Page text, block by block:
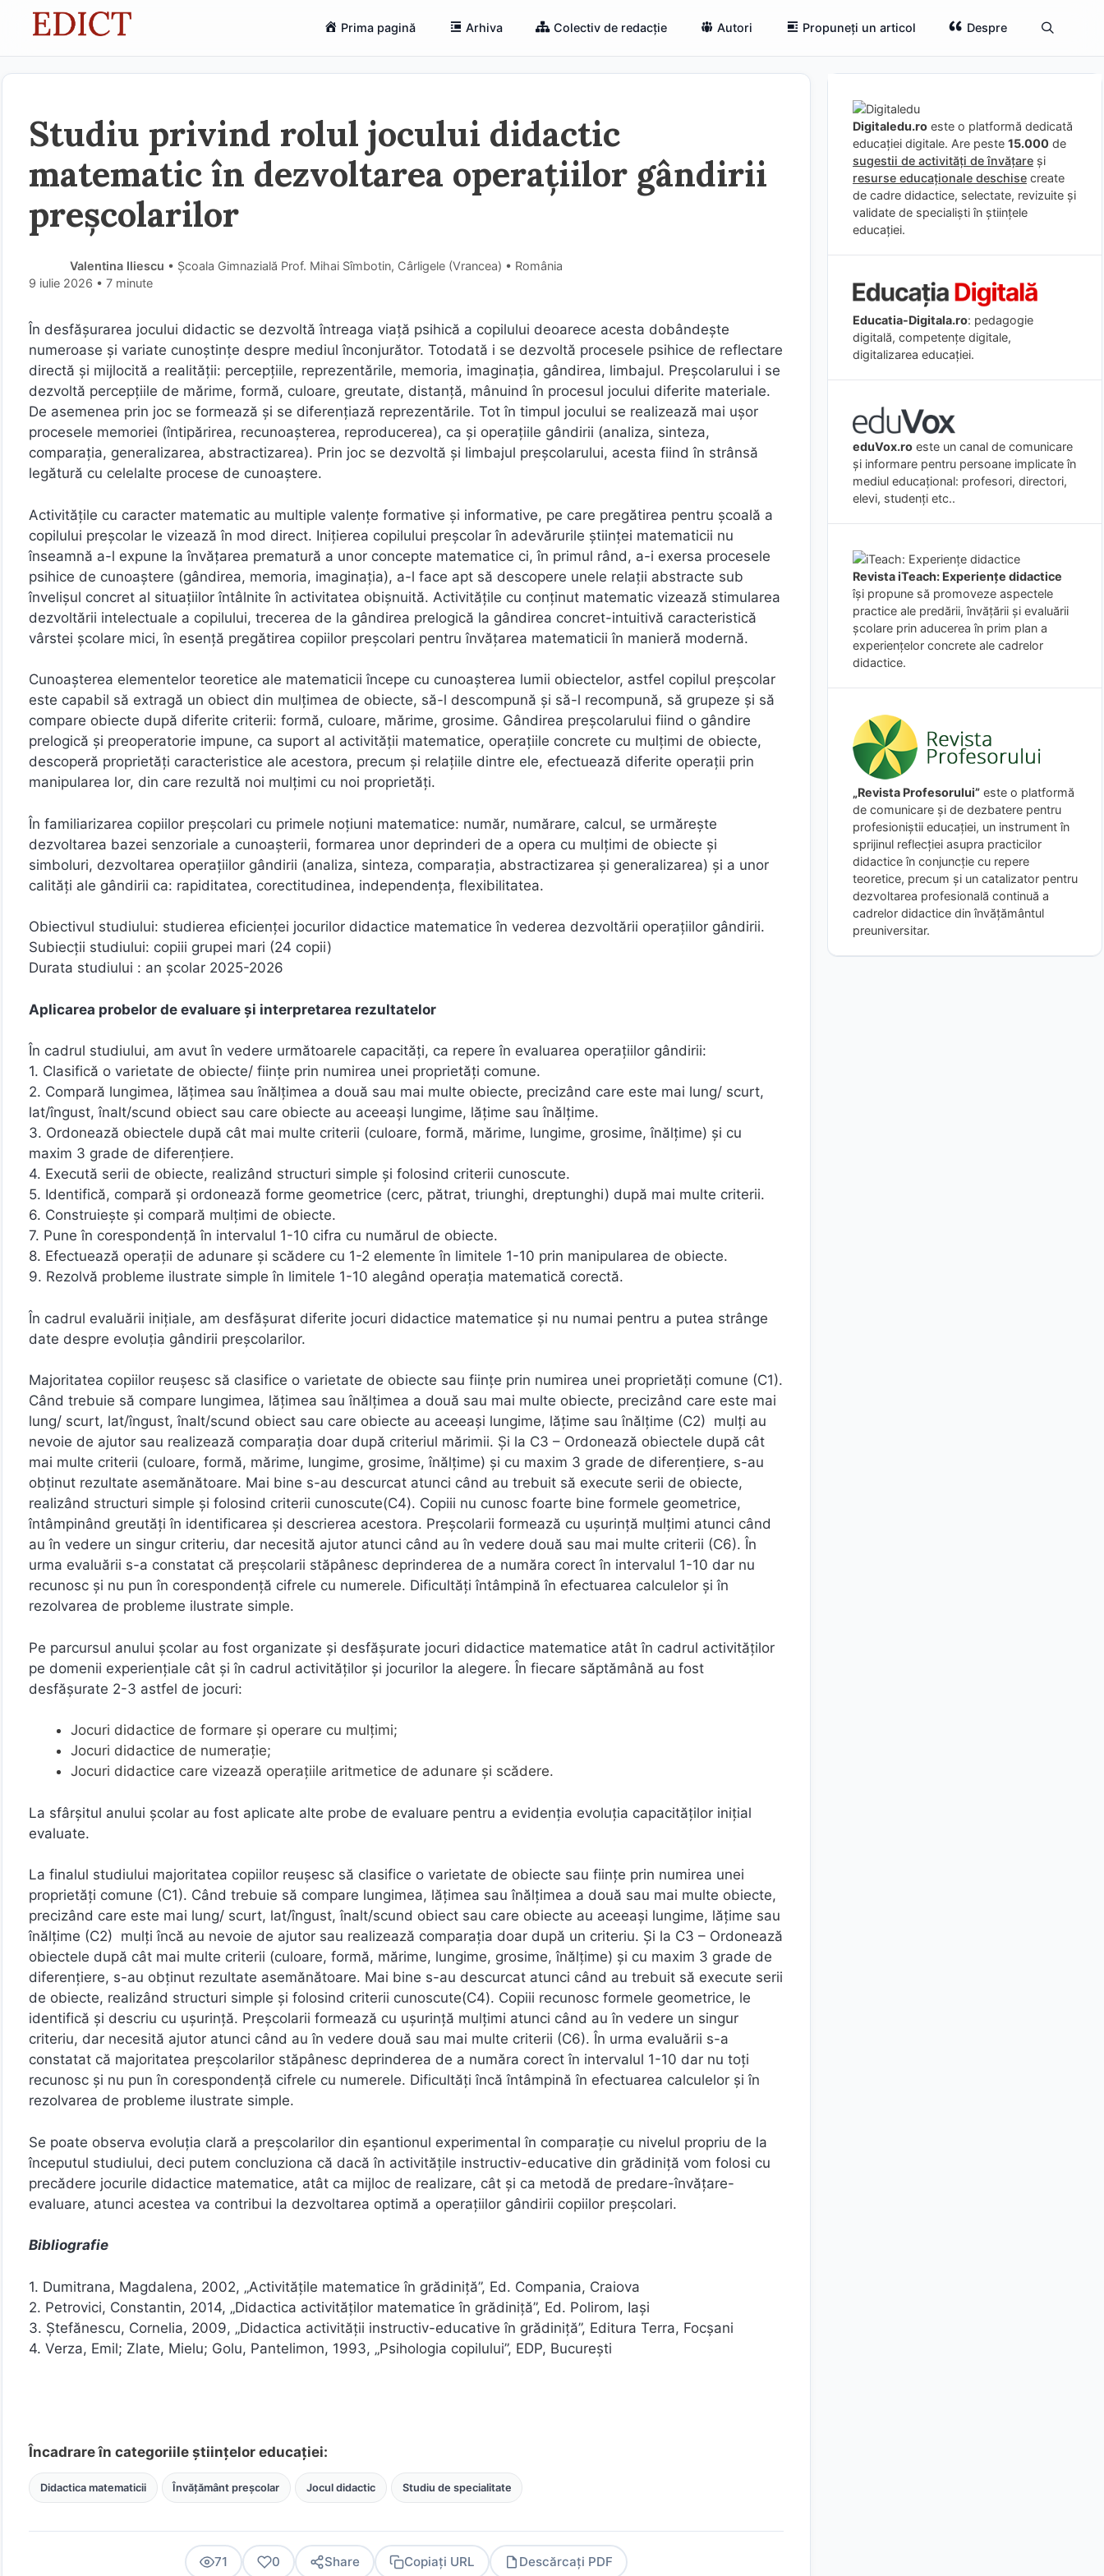
Prima pagină Arhiva Colectiv de redacție Autori Propuneți un articol Despre
Studiu privind rolul jocului didactic
matematic în dezvoltarea operațiilor gândirii
preșcolarilor
Valentina Iliescu • Școala Gimnazială Prof. Mihai Sîmbotin, Cârligele (Vrancea) • România
9 iulie 2026 • 7 minute
În desfășurarea jocului didactic se dezvoltă întreaga viață psihică a copilului deoarece acesta dobândește
numeroase și variate cunoștințe despre mediul înconjurător. Totodată i se dezvoltă procesele psihice de reflectare
directă și mijlocită a realității: percepțiile, reprezentările, memoria, imaginația, gândirea, limbajul. Preșcolarului i se
dezvoltă percepțiile de mărime, formă, culoare, greutate, distanță, mânuind în procesul jocului diferite materiale.
De asemenea prin joc se formează și se diferențiază reprezentările. Tot în timpul jocului se realizează mai ușor
procesele memoriei (întipărirea, recunoașterea, reproducerea), ca și operațiile gândirii (analiza, sinteza,
comparația, generalizarea, abstractizarea). Prin joc se dezvoltă și limbajul preșcolarului, acesta fiind în strânsă
legătură cu celelalte procese de cunoaștere.
Activitățile cu caracter matematic au multiple valențe formative și informative, pe care pregătirea pentru școală a
copilului preșcolar le vizează în mod direct. Inițierea copilului preșcolar în adevărurile științei matematicii nu
înseamnă a-l expune la învățarea prematură a unor concepte matematice ci, în primul rând, a-i exersa procesele
psihice de cunoaștere (gândirea, memoria, imaginația), a-l face apt să descopere unele relații abstracte sub
învelișul concret al situațiilor întâlnite în activitatea obișnuită. Activitățile cu conținut matematic vizează stimularea
dezvoltării intelectuale a copilului, trecerea de la gândirea prelogică la gândirea concret-intuitivă caracteristică
vârstei școlare mici, în esență pregătirea copiilor preșcolari pentru învățarea matematicii în manieră modernă.
Cunoașterea elementelor teoretice ale matematicii începe cu cunoașterea lumii obiectelor, astfel copilul preșcolar
este capabil să extragă un obiect din mulțimea de obiecte, să-l descompună și să-l recompună, să grupeze și să
compare obiecte după diferite criterii: formă, culoare, mărime, grosime. Gândirea preșcolarului fiind o gândire
prelogică și preoperatorie impune, ca suport al activității matematice, operațiile concrete cu mulțimi de obiecte,
descoperă proprietăți caracteristice ale acestora, precum și relațiile dintre ele, efectuează diferite operații prin
manipularea lor, din care rezultă noi mulțimi cu noi proprietăți.
În familiarizarea copiilor preșcolari cu primele noțiuni matematice: număr, numărare, calcul, se urmărește
dezvoltarea bazei senzoriale a cunoașterii, formarea unor deprinderi de a opera cu mulțimi de obiecte și
simboluri, dezvoltarea operațiilor gândirii (analiza, sinteza, comparația, abstractizarea și generalizarea) și a unor
calități ale gândirii ca: rapiditatea, corectitudinea, independența, flexibilitatea.
Obiectivul studiului: studierea eficienței jocurilor didactice matematice în vederea dezvoltării operațiilor gândirii.
Subiecții studiului: copiii grupei mari (24 copii)
Durata studiului : an școlar 2025-2026
Aplicarea probelor de evaluare și interpretarea rezultatelor
În cadrul studiului, am avut în vedere următoarele capacități, ca repere în evaluarea operațiilor gândirii:
1. Clasifică o varietate de obiecte/ ființe prin numirea unei proprietăți comune.
2. Compară lungimea, lățimea sau înălțimea a două sau mai multe obiecte, precizând care este mai lung/ scurt,
lat/îngust, înalt/scund obiect sau care obiecte au aceeași lungime, lățime sau înălțime.
3. Ordonează obiectele după cât mai multe criterii (culoare, formă, mărime, lungime, grosime, înălțime) și cu
maxim 3 grade de diferențiere.
4. Execută serii de obiecte, realizând structuri simple și folosind criterii cunoscute.
5. Identifică, compară și ordonează forme geometrice (cerc, pătrat, triunghi, dreptunghi) după mai multe criterii.
6. Construiește și compară mulțimi de obiecte.
7. Pune în corespondență în intervalul 1-10 cifra cu numărul de obiecte.
8. Efectuează operații de adunare și scădere cu 1-2 elemente în limitele 1-10 prin manipularea de obiecte.
9. Rezolvă probleme ilustrate simple în limitele 1-10 alegând operația matematică corectă.
În cadrul evaluării inițiale, am desfășurat diferite jocuri didactice matematice și nu numai pentru a putea strânge
date despre evoluția gândirii preșcolarilor.
Majoritatea copiilor reușesc să clasifice o varietate de obiecte sau ființe prin numirea unei proprietăți comune (C1).
Când trebuie să compare lungimea, lățimea sau înălțimea a două sau mai multe obiecte, precizând care este mai
lung/ scurt, lat/îngust, înalt/scund obiect sau care obiecte au aceeași lungime, lățime sau înălțime (C2) mulți au
nevoie de ajutor sau realizează comparația doar după criteriul mărimii. Și la C3 – Ordonează obiectele după cât
mai multe criterii (culoare, formă, mărime, lungime, grosime, înălțime) și cu maxim 3 grade de diferențiere, s-au
obținut rezultate asemănătoare. Mai bine s-au descurcat atunci când au trebuit să execute serii de obiecte,
realizând structuri simple și folosind criterii cunoscute(C4). Copiii nu cunosc foarte bine formele geometrice,
întâmpinând greutăți în identificarea și descrierea acestora. Preșcolarii formează cu ușurință mulțimi atunci când
au în vedere un singur criteriu, dar necesită ajutor atunci când au în vedere două sau mai multe criterii (C6). În
urma evaluării s-a constatat că preșcolarii stăpânesc deprinderea de a număra corect în intervalul 1-10 dar nu
recunosc și nu pun în corespondență cifrele cu numerele. Dificultăți întâmpină în efectuarea calculelor și în
rezolvarea de probleme ilustrate simple.
Pe parcursul anului școlar au fost organizate și desfășurate jocuri didactice matematice atât în cadrul activităților
pe domenii experiențiale cât și în cadrul activităților și jocurilor la alegere. În fiecare săptămână au fost
desfășurate 2-3 astfel de jocuri:
Jocuri didactice de formare și operare cu mulțimi;
Jocuri didactice de numerație;
Jocuri didactice care vizează operațiile aritmetice de adunare și scădere.
La sfârșitul anului școlar au fost aplicate alte probe de evaluare pentru a evidenția evoluția capacităților inițial
evaluate.
La finalul studiului majoritatea copiilor reușesc să clasifice o varietate de obiecte sau ființe prin numirea unei
proprietăți comune (C1). Când trebuie să compare lungimea, lățimea sau înălțimea a două sau mai multe obiecte,
precizând care este mai lung/ scurt, lat/îngust, înalt/scund obiect sau care obiecte au aceeași lungime, lățime sau
înălțime (C2) mulți încă au nevoie de ajutor sau realizează comparația doar după un criteriu. Și la C3 – Ordonează
obiectele după cât mai multe criterii (culoare, formă, mărime, lungime, grosime, înălțime) și cu maxim 3 grade de
diferențiere, s-au obținut rezultate asemănătoare. Mai bine s-au descurcat atunci când au trebuit să execute serii
de obiecte, realizând structuri simple și folosind criterii cunoscute(C4). Copiii recunosc formele geometrice, le
identifică și descriu cu ușurință. Preșcolarii formează cu ușurință mulțimi atunci când au în vedere un singur
criteriu, dar necesită ajutor atunci când au în vedere două sau mai multe criterii (C6). În urma evaluării s-a
constatat că majoritatea preșcolarilor stăpânesc deprinderea de a număra corect în intervalul 1-10 dar nu toți
recunosc și nu pun în corespondență cifrele cu numerele. Dificultăți încă întâmpină în efectuarea calculelor și în
rezolvarea de probleme ilustrate simple.
Se poate observa evoluţia clară a preșcolarilor din eșantionul experimental în comparație cu nivelul propriu de la
începutul studiului, deci putem concluziona că dacă în activitățile instructiv-educative din grădiniță vom folosi cu
precădere jocurile didactice matematice, atât ca mijloc de realizare, cât și ca metodă de predare-învățare-
evaluare, atunci acestea va contribui la dezvoltarea optimă a operațiilor gândirii copiilor preșcolari.
Bibliografie
1. Dumitrana, Magdalena, 2002, „Activitățile matematice în grădiniță”, Ed. Compania, Craiova
2. Petrovici, Constantin, 2014, „Didactica activităților matematice în grădiniță”, Ed. Polirom, Iași
3. Ştefănescu, Cornelia, 2009, „Didactica activităţii instructiv-educative în grădiniţă”, Editura Terra, Focşani
4. Verza, Emil; Zlate, Mielu; Golu, Pantelimon, 1993, „Psihologia copilului”, EDP, București
Încadrare în categoriile științelor educației:
Didactica matematicii Învățământ preșcolar Jocul didactic Studiu de specialitate
71 0 Share Copiați URL Descărcați PDF
Digitaledu.ro este o platformă dedicată
educației digitale. Are peste 15.000 de
sugestii de activități de învățare și
resurse educaționale deschise create
de cadre didactice, selectate, revizuite și
validate de specialiști în științele
educației.
Educatia-Digitala.ro: pedagogie
digitală, competențe digitale,
digitalizarea educației.
eduVox.ro este un canal de comunicare
și informare pentru persoane implicate în
mediul educațional: profesori, directori,
elevi, studenți etc..
Revista iTeach: Experienţe didactice
îşi propune să promoveze aspectele
practice ale predării, învăţării şi evaluării
şcolare prin aducerea în prim plan a
experienţelor concrete ale cadrelor
didactice.
„Revista Profesorului” este o platformă
de comunicare și de dezbatere pentru
profesioniștii educației, un instrument în
sprijinul reflecției asupra practicilor
didactice în conjuncție cu repere
teoretice, precum și un catalizator pentru
dezvoltarea profesională continuă a
cadrelor didactice din învățământul
preuniversitar.